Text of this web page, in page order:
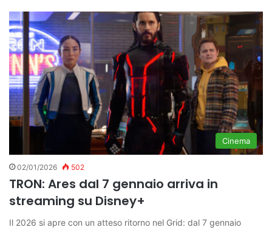
Cinema
02/01/2026 502
TRON: Ares dal 7 gennaio arriva in
streaming su Disney+
Il 2026 si apre con un atteso ritorno nel Grid: dal 7 gennaio